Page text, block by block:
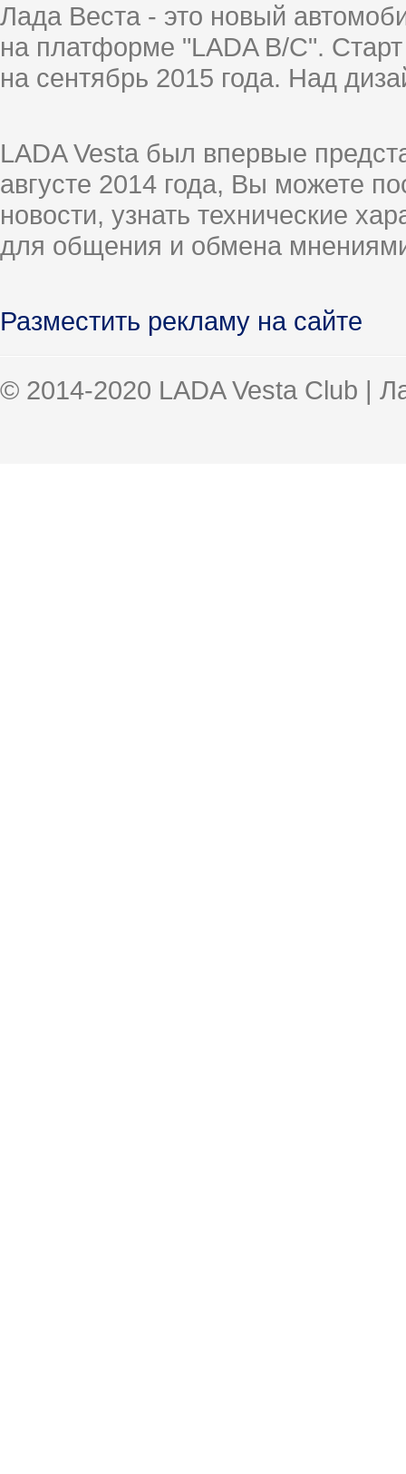
Лада Веста - это новый
на платформе "LADA B/C".
на сентябрь 2015 года. Над
LADA Vesta был впервые
августе 2014 года, Вы можете
новости, узнать технические
для общения и обмена
Разместить рекламу на сайте
© 2014-2020 LADA Vesta Club |